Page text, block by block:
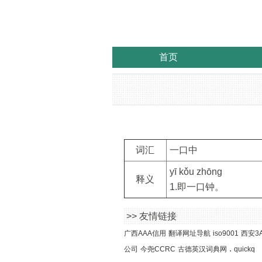
首页
词汇 一口中
释义
yī kǒu zhōng
1.即一口钟。
>> 友情链接
广西AAA信用 翻译网址导航 iso9001 西安
公司 今尧CCRC 古德英汉词典网 . quickq